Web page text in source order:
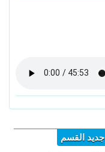
جديد القسم